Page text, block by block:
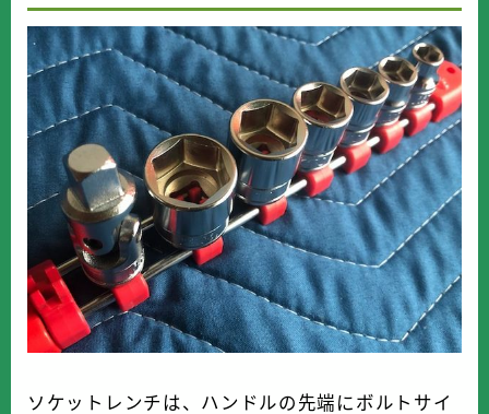
ソケットレンチは、ハンドルの先端にボルトサイ